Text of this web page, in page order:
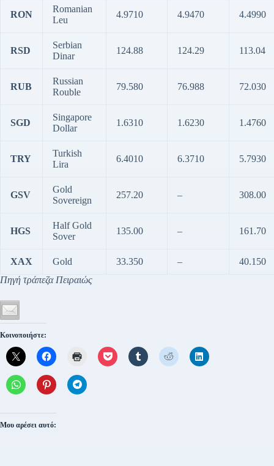
RON
Romanian
Leu
4.9710 4.9470 4.4990
RSD
Serbian
Dinar
124.88 124.29 113.04
RUB
Russian
Rouble
79.580 76.988 72.030
SGD
Singapore
Dollar
1.6310 1.6230 1.4760
TRY
Turkish
Lira
6.4010 6.3710 5.7930
GSV
Gold
Sovereign
257.20 – 308.00
HGS
Half Gold
Sover
135.00 – 161.70
XAX Gold 33.350 –
40.150
Πηγή τράπεζα Πειραιώς
Κοινοποιήστε:
Μου αρέσει αυτό: